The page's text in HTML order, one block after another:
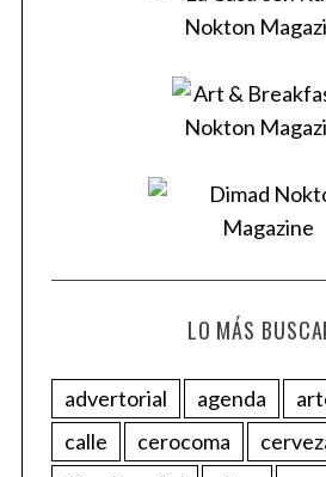
LO MÁS
advertorial agenda
calle
cerocoma